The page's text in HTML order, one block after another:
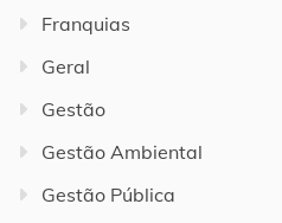
Franquias
Geral
Gestão
Gestão Ambiental
Gestão Pública